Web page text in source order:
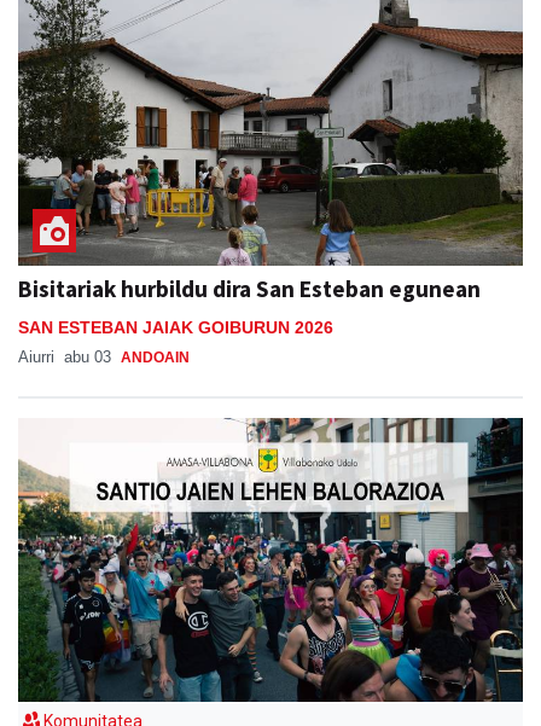
Bisitariak hurbildu dira San Esteban egunean
SAN ESTEBAN JAIAK GOIBURUN 2026
Aiurri abu 03 ANDOAIN
Komunitatea